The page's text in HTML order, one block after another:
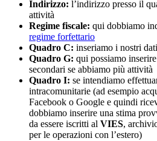
Indirizzo: l’indirizzo presso il
attività
Regime fiscale: qui dobbiamo
regime forfettario
Quadro C: inseriamo i nostri
Quadro G: qui possiamo
secondari se abbiamo più attività
Quadro I: se intendiamo
intracomunitarie (ad esempio
Facebook o Google e quindi
dobbiamo inserire una stima
da essere iscritti al VIES,
per le operazioni con l’estero)